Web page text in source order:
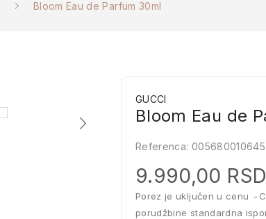
Bloom Eau de Parfum 30ml
GUCCI
Bloom Eau de
Referenca: 005680010645
9.990,00
Porez je uključen u cenu
porudžbine standardna